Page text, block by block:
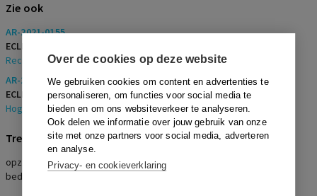
Over de cookies op deze website
We gebruiken cookies om content en advertenties te
personaliseren, om functies voor social media te
bieden en om ons websiteverkeer te analyseren.
Ook delen we informatie over jouw gebruik van onze
site met onze partners voor social media, adverteren
en analyse.
Privacy- en cookieverklaring
Zie ook
AR-2021-0155
ECLI:
Rechtbank Noord-Nederland,5 februari 2021
AR-2021-1359
ECLI:
ECLI:NL:PHR:2021:1014
Hoge Raad,1 november 2021
Trefwoorden
opzegverbod, ziekmelding, ontslagaanvraag, ontbinding,
bedrijfseconomische omstandigheden